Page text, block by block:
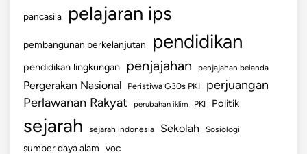
pancasila pelajaran ips
pembangunan berkelanjutan pendidikan
pendidikan lingkungan penjajahan penjajahan belanda
Pergerakan Nasional Peristiwa G30s PKI perjuangan
Perlawanan Rakyat perubahan iklim PKI Politik
sejarah sejarah indonesia Sekolah Sosiologi
sumber daya alam voc